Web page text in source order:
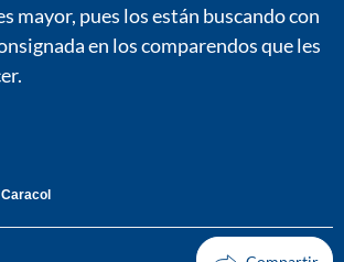
mayor, pues los están buscando con
en los comparendos que les